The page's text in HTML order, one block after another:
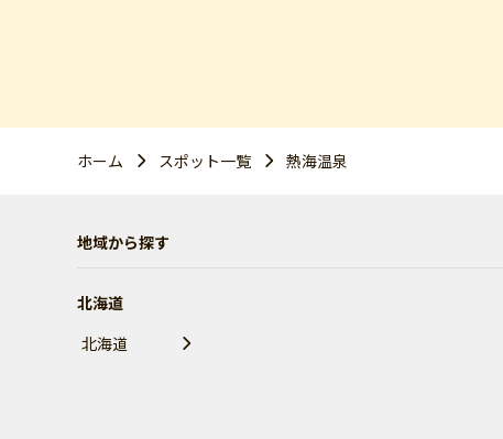
ホーム スポット一覧 熱海温泉
地域から探す
北海道
北海道